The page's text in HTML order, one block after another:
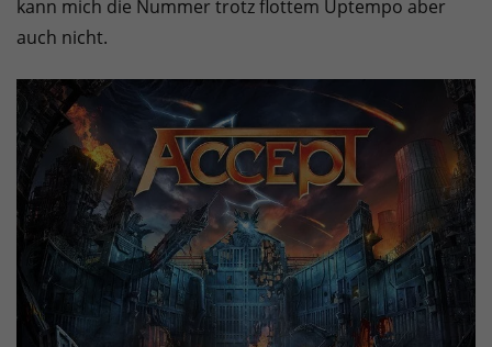
kann mich die Nummer trotz flottem Uptempo aber
auch nicht.